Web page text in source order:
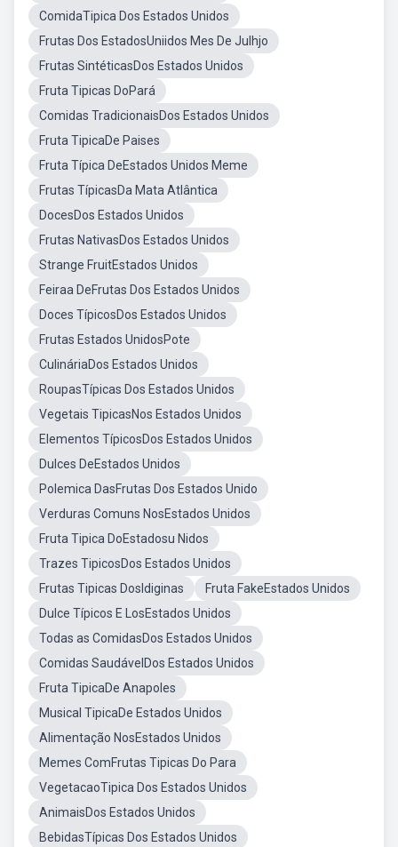
ComidaTipica Dos Estados Unidos
Frutas Dos EstadosUniidos Mes De Julhjo
Frutas SintéticasDos Estados Unidos
Fruta Tipicas DoPará
Comidas TradicionaisDos Estados Unidos
Fruta TipicaDe Paises
Fruta Típica DeEstados Unidos Meme
Frutas TípicasDa Mata Atlântica
DocesDos Estados Unidos
Frutas NativasDos Estados Unidos
Strange FruitEstados Unidos
Feiraa DeFrutas Dos Estados Unidos
Doces TípicosDos Estados Unidos
Frutas Estados UnidosPote
CulináriaDos Estados Unidos
RoupasTípicas Dos Estados Unidos
Vegetais TipicasNos Estados Unidos
Elementos TípicosDos Estados Unidos
Dulces DeEstados Unidos
Polemica DasFrutas Dos Estados Unido
Verduras Comuns NosEstados Unidos
Fruta Tipica DoEstadosu Nidos
Trazes TipicosDos Estados Unidos
Frutas Tipicas DosIdiginas
Fruta FakeEstados Unidos
Dulce Típicos E LosEstados Unidos
Todas as ComidasDos Estados Unidos
Comidas SaudávelDos Estados Unidos
Fruta TipicaDe Anapoles
Musical TipicaDe Estados Unidos
Alimentação NosEstados Unidos
Memes ComFrutas Tipicas Do Para
VegetacaoTipica Dos Estados Unidos
AnimaisDos Estados Unidos
BebidasTípicas Dos Estados Unidos